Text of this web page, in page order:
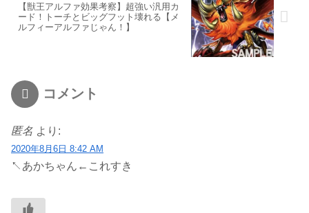
【獣王アルファ効果考察】超強い汎用カ
ード！トーチとビッグフット壊れる【メ
ルフィーアルファじゃん！】
コメント
匿名 より:
2020年8月6日 8:42 AM
↖︎あかちゃん←これすき